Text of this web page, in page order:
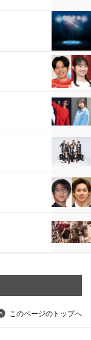
このページのトップへ